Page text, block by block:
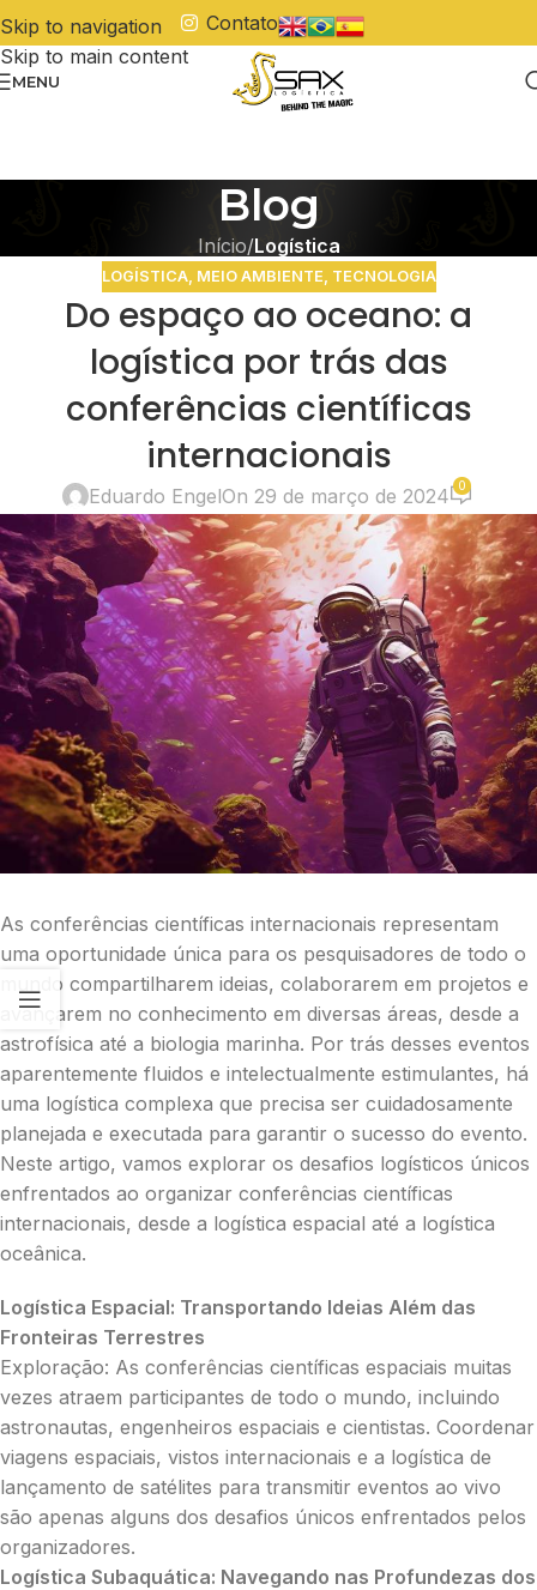
Skip to navigation
Skip to main content
Contato
MENU
Blog
Início/Logística
LOGÍSTICA, MEIO AMBIENTE, TECNOLOGIA
Do espaço ao oceano: a
logística por trás das
conferências científicas
internacionais
Eduardo EngelOn 29 de março de 2024 0
As conferências científicas internacionais representam
uma oportunidade única para os pesquisadores de todo o
mundo compartilharem ideias, colaborarem em projetos e
avançarem no conhecimento em diversas áreas, desde a
astrofísica até a biologia marinha. Por trás desses eventos
aparentemente fluidos e intelectualmente estimulantes, há
uma logística complexa que precisa ser cuidadosamente
planejada e executada para garantir o sucesso do evento.
Neste artigo, vamos explorar os desafios logísticos únicos
enfrentados ao organizar conferências científicas
internacionais, desde a logística espacial até a logística
oceânica.
Logística Espacial: Transportando Ideias Além das
Fronteiras Terrestres
Exploração: As conferências científicas espaciais muitas
vezes atraem participantes de todo o mundo, incluindo
astronautas, engenheiros espaciais e cientistas. Coordenar
viagens espaciais, vistos internacionais e a logística de
lançamento de satélites para transmitir eventos ao vivo
são apenas alguns dos desafios únicos enfrentados pelos
organizadores.
Logística Subaquática: Navegando nas Profundezas dos